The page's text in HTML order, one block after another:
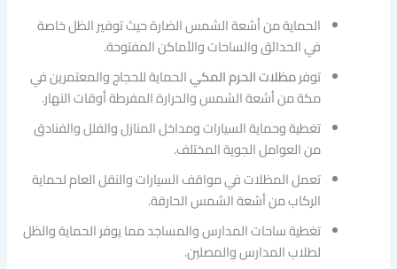
الحماية من أشعة الشمس الضارة حيث توفير الظل خاصة
في الحدائق والساحات والأماكن المفتوحة.
توفرمظلات الحرم المكيالحماية للحجاج والمعتمرين في
مكة من أشعة الشمس والحرارة المفرطة أوقات النهار.
تغطية وحماية السيارات ومداخل المنازل والفلل والفنادق
من العوامل الجوية المختلف.
تعمل المظلات في مواقف السيارات والنقل العام لحماية
الركاب من أشعة الشمس الحارقة.
تغطية ساحات المدارس والمساجد مما يوفر الحماية والظل
لطلاب المدارس والمصلين.